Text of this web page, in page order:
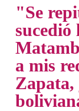
"Se
sucedió
a mis
Zapata,